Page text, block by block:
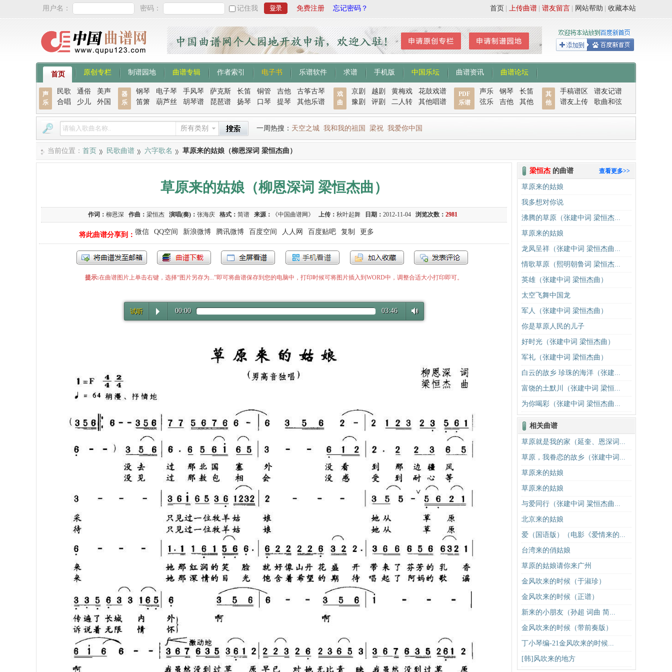
用户名： 密码： 记住我 免费注册 忘记密码？ 收藏本站
网站帮助
谱友留言
上传曲谱
首页
首页 原创专栏 制谱园地 曲谱专辑 作者索引 电子书 乐谱软件 求谱 手机版 中国乐坛 曲谱资讯 曲谱论坛
声
乐
民歌 通俗
美声
合唱
少儿 外国
器
乐
钢琴 电子琴 手风琴 萨克斯 长笛 铜管 吉他
古筝古琴
笛箫
葫芦丝 胡琴谱 琵琶谱 扬琴 口琴 提琴 其他乐谱
戏
曲
京剧 越剧 黄梅戏
花鼓戏谱
豫剧
评剧 二人转 其他唱谱
PDF
乐谱
声乐 钢琴
长笛
弦乐
吉他 其他
其
他
手稿谱区
谱友记谱
谱友上传
歌曲和弦
所有类别 一周热搜： 天空之城 我和我的祖国 梁祝 我爱你中国
当前位置： 首页 民歌曲谱 六字歌名 草原来的姑娘（柳恩深词 梁恒杰曲）
草原来的姑娘（柳恩深词 梁恒杰曲）
作词： 柳恩深 作曲： 梁恒杰 演唱(奏)： 张海庆 格式： 简谱 来源： 《中国曲谱网》 上传： 秋叶起舞 日期： 2012-11-04 浏览次数： 2981
将此曲谱分享到： 微信 QQ空间 新浪微博 腾讯微博 百度空间 人人网 百度贴吧 复制 更多
提示:在曲谱图片上单击右键，选择“图片另存为...”即可将曲谱保存到您的电脑中，打印时候可将图片插入到WORD中，调整合适大小打印即可。
试听 00:00 03:46
查看更多>>
梁恒杰 的曲谱
草原来的姑娘
我多想对你说
沸腾的草原（张建中词 梁恒杰...
草原来的姑娘
龙凤呈祥（张建中词 梁恒杰曲...
情歌草原（熙明朝鲁词 梁恒杰...
英雄（张建中词 梁恒杰曲）
太空飞舞中国龙
军人（张建中词 梁恒杰曲）
你是草原人民的儿子
好时光（张建中词 梁恒杰曲）
军礼（张建中词 梁恒杰曲）
白云的故乡 珍珠的海洋（张建...
富饶的土默川（张建中词 梁恒...
为你喝彩（张建中词 梁恒杰曲...
相关曲谱
草原就是我的家（延奎、恩深词...
草原，我眷恋的故乡（张建中词...
草原来的姑娘
草原来的姑娘
与爱同行（张建中词 粱恒杰曲...
北京来的姑娘
爱（国语版）（电影《爱情来的...
台湾来的俏姑娘
草原的姑娘请你来广州
金风吹来的时候（于淑珍）
金风吹来的时候（正谱）
新来的小朋友（孙超 词曲 简...
金风吹来的时候（带前奏版）
丁小琴编-21金风吹来的时候...
[韩]风吹来的地方